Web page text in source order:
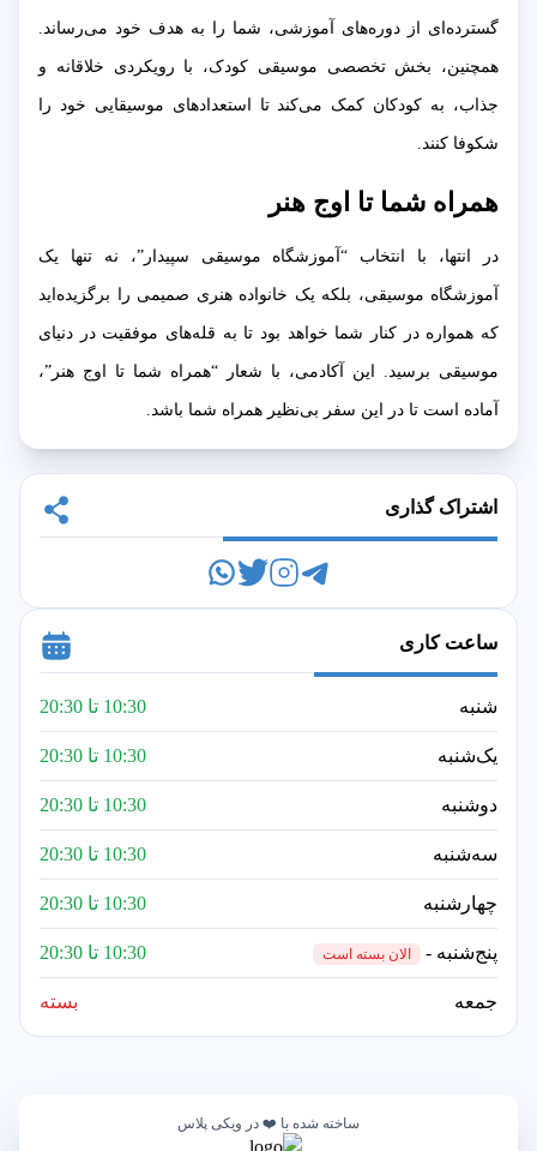
گسترده‌ای از دوره‌های آموزشی، شما را به هدف خود می‌رساند.
همچنین، بخش تخصصی موسیقی کودک، با رویکردی خلاقانه و
جذاب، به کودکان کمک می‌کند تا استعدادهای موسیقایی خود را
شکوفا کنند.
همراه شما تا اوج هنر
در انتها، با انتخاب “آموزشگاه موسیقی سپیدار”، نه تنها یک
آموزشگاه موسیقی، بلکه یک خانواده هنری صمیمی را برگزیده‌اید
که همواره در کنار شما خواهد بود تا به قله‌های موفقیت در دنیای
موسیقی برسید. این آکادمی، با شعار “همراه شما تا اوج هنر”،
آماده است تا در این سفر بی‌نظیر همراه شما باشد.
اشتراک گذاری
ساعت کاری
شنبه 10:30 تا 20:30
یک‌شنبه 10:30 تا 20:30
دوشنبه 10:30 تا 20:30
سه‌شنبه 10:30 تا 20:30
چهارشنبه 10:30 تا 20:30
پنج‌شنبه - الان بسته است 10:30 تا 20:30
جمعه بسته
ساخته شده با ❤️ در ویکی پلاس